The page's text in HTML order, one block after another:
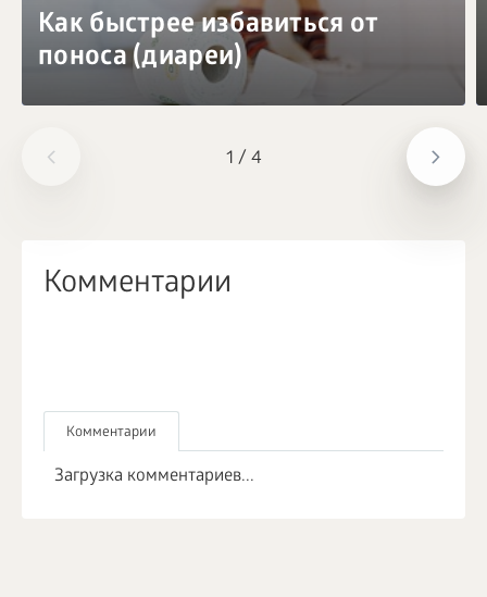
1 / 4
Как быстрее избавиться от
поноса (диареи)
Комментарии
Комментарии
Загрузка комментариев...